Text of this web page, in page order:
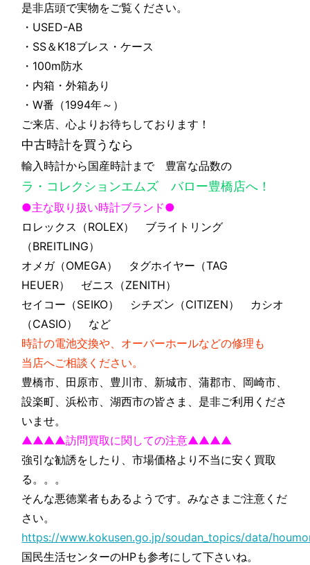
是非店頭で実物をご覧ください。
・USED-AB
・SS＆K18ブレス・ケース
・100m防水
・内箱・外箱あり
・W番（1994年～）
ご来店、心よりお待ちしております！
中古時計を買うなら
輸入時計から国産時計まで 豊富な品数の
ラ・コレクションエムズ バロー豊橋店へ！
●主な取り扱い時計ブランド●
ロレックス（ROLEX） ブライトリング
（BREITLING）
オメガ（OMEGA） タグホイヤー（TAG
HEUER） ゼニス（ZENITH）
セイコー（SEIKO） シチズン（CITIZEN） カシオ
（CASIO） など
時計の電池交換や、オーバーホールなどの修理も
当店へご相談ください。
豊橋市、田原市、豊川市、新城市、蒲郡市、岡崎市、
設楽町、浜松市、湖西市の皆さま、是非ご利用くださ
いませ。
▲▲▲▲訪問買取に関しての注意▲▲▲▲
強引な勧誘をしたり、市場価格より不当に安く買取
る。。。
そんな悪徳業者もあるようです。みなさまご注意くだ
さい。
https://www.kokusen.go.jp/soudan_topics/data/
国民生活センターのHPも参考にして下さいね。